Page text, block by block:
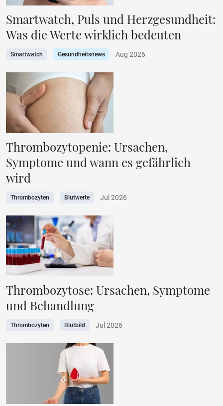
Smartwatch, Puls und Herzgesundheit:
Was die Werte wirklich bedeuten
Smartwatch Gesundheitsnews Aug 2026
Thrombozytopenie: Ursachen,
Symptome und wann es gefährlich
wird
Thrombozyten Blutwerte Jul 2026
Thrombozytose: Ursachen, Symptome
und Behandlung
Thrombozyten Blutbild Jul 2026